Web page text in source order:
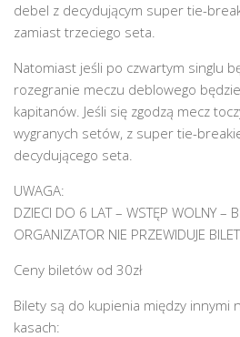
debel z decydującym super tie-
zamiast trzeciego seta.
Natomiast jeśli po czwartym singlu
rozegranie meczu deblowego
kapitanów. Jeśli się zgodzą mecz
wygranych setów, z super tie-
decydującego seta.
UWAGA:
DZIECI DO 6 LAT – WSTĘP WOLNY –
ORGANIZATOR NIE PRZEWIDUJE
Ceny biletów od 30zł
Bilety są do kupienia między innymi
kasach: